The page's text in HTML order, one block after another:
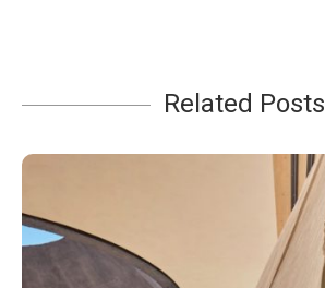
Related Posts